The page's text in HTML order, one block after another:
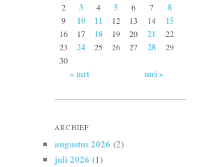
2
3 4 5 6 7 8
9 10 11 12 13 14 15
16 17 18 19 20 21
22
23
24 25 26 27 28
29
30
« mrt mei »
ARCHIEF
augustus 2026 (2)
juli 2026 (1)